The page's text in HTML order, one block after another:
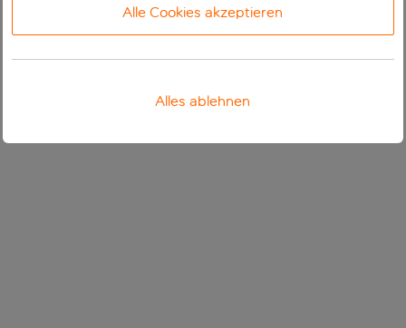
Alle Cookies akzeptieren
Alles ablehnen